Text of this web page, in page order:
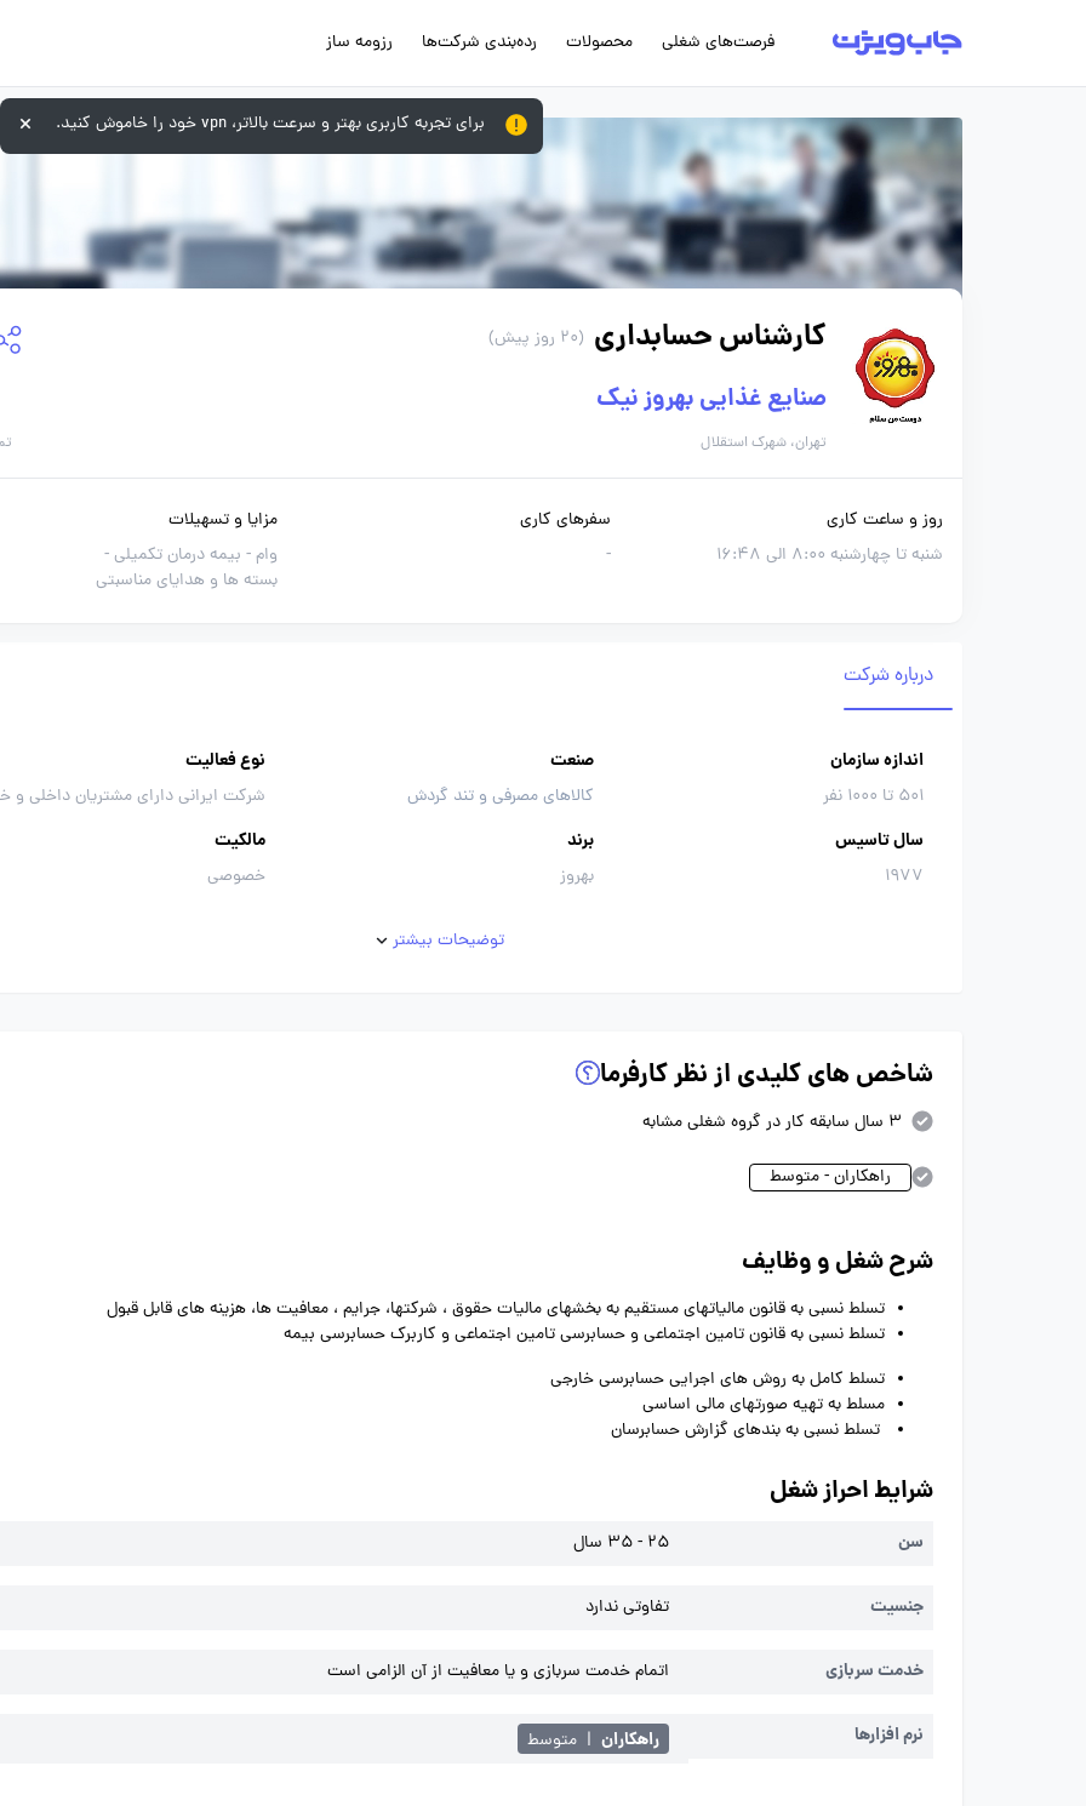
فرصت‌های شغلی محصولات رده‌بندی شرکت‌ها رزومه ساز
کارشناس حسابداری (20 روز پیش)
صنایع غذایی بهروز نیک
تهران، شهرک استقلال
روز و ساعت کاری
شنبه تا چهارشنبه 8:00 الی 16:48
سفرهای کاری
-
مزایا و تسهیلات
وام - بیمه درمان تکمیلی -
بسته ها و هدایای مناسبتی
درباره شرکت
اندازه سازمان
501 تا 1000 نفر
صنعت
کالاهای مصرفی و تند گردش
نوع فعالیت
شرکت ایرانی دارای مشتریان داخلی و
سال تاسیس
1977
برند
بهروز
مالکیت
خصوصی
توضیحات بیشتر
شاخص های کلیدی از نظر کارفرما
3 سال سابقه کار در گروه شغلی مشابه
راهکاران - متوسط
شرح شغل و وظایف
تسلط نسبی به قانون مالیاتهای مستقیم به بخشهای مالیات حقوق ، شرکتها، جرایم ، معافیت ها، هزینه های قابل قبول
تسلط نسبی به قانون تامین اجتماعی و حسابرسی تامین اجتماعی و کاربرک حسابرسی بیمه
تسلط کامل به روش های اجرایی حسابرسی خارجی
مسلط به تهیه صورتهای مالی اساسی
تسلط نسبی به بندهای گزارش حسابرسان
شرایط احراز شغل
سن 25 - 35 سال
جنسیت تفاوتی ندارد
خدمت سربازی اتمام خدمت سربازی و یا معافیت از آن الزامی است
نرم افزارها راهکاران | متوسط
برای تجربه کاربری بهتر و سرعت بالاتر، vpn خود را خاموش کنید.